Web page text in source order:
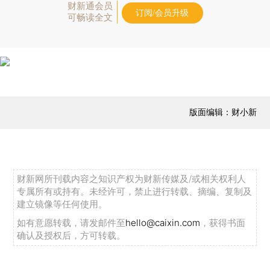
财新通会员
可畅读全文
订阅/会员升级
版面编辑：财小新
财新网所刊载内容之知识产权为财新传媒及/或相关权利人
专属所有或持有。未经许可，禁止进行转载、摘编、复制及
建立镜像等任何使用。
如有意愿转载，请发邮件至hello@caixin.com ，获得书面
确认及授权后，方可转载。